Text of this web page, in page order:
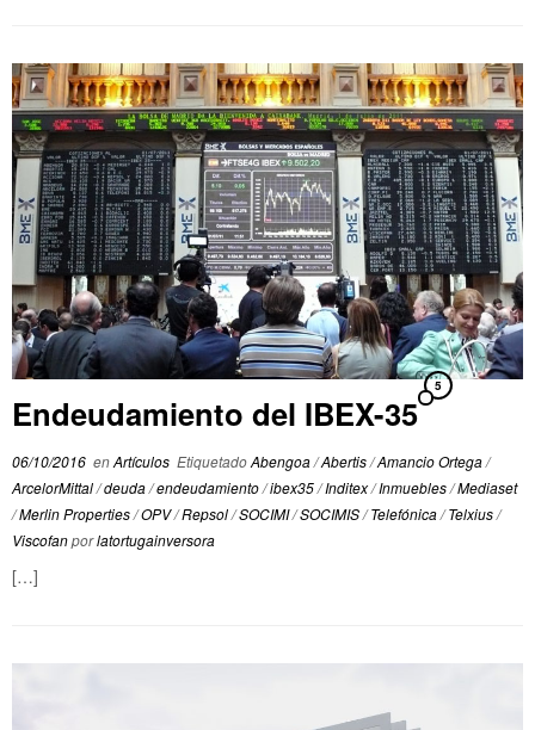
Endeudamiento del IBEX-35
5
06/10/2016 enArtículos EtiquetadoAbengoa/Abertis/Amancio Ortega/
ArcelorMittal/deuda/endeudamiento/ibex35/Inditex/Inmuebles/Mediaset
/Merlin Properties/OPV/Repsol/SOCIMI/SOCIMIS/Telefónica/Telxius/
Viscofanporlatortugainversora
[…]